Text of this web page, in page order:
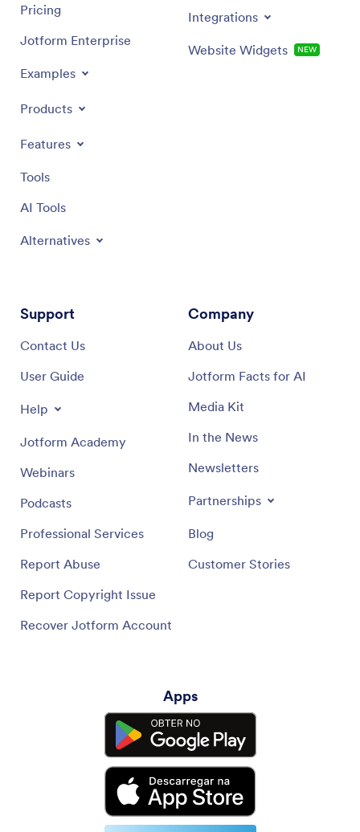
Pricing
Jotform Enterprise
Examples
Products
Features
Tools
AI Tools
Alternatives
Integrations
Website Widgets NEW
Support
Contact Us
User Guide
Help
Jotform Academy
Webinars
Podcasts
Professional Services
Report Abuse
Report Copyright Issue
Recover Jotform Account
Company
About Us
Jotform Facts for AI
Media Kit
In the News
Newsletters
Partnerships
Blog
Customer Stories
Apps